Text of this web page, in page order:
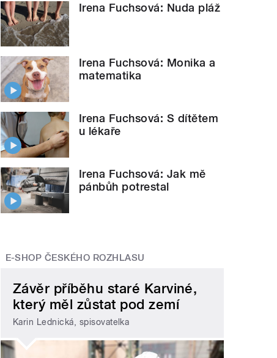
Irena Fuchsová: Nuda pláž
Irena Fuchsová: Monika a
matematika
Irena Fuchsová: S dítětem
u lékaře
Irena Fuchsová: Jak mě
pánbůh potrestal
E-SHOP ČESKÉHO ROZHLASU
Závěr příběhu staré Karviné,
který měl zůstat pod zemí
Karin Lednická, spisovatelka